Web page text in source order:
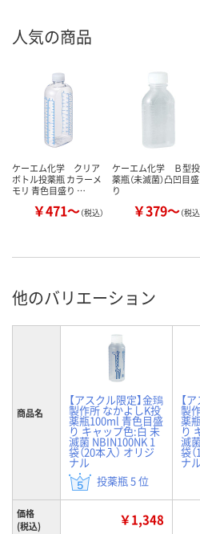
人気の商品
ケーエム化学 クリア
ボトル投薬瓶 カラーメ
モリ 青色目盛り …
￥471～（税込）
ケーエム化学 Ｂ型投
薬瓶（未滅菌）凸凹目盛
り
￥379～（税込
他のバリエーション
商品名
【アスクル限定】金鵄
製作所 なかよしK投
薬瓶100ml 青色目盛
り キャップ色:白 未
滅菌 NBIN100NK 1
袋（20本入） オリジ
ナル
投薬瓶 5 位
【
製
薬
り
滅
袋
ナル
価格
(税込)
￥1,348